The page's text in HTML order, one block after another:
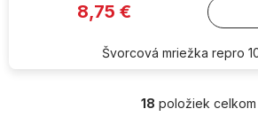
8,75 €
Švorcová mriežka repro
O
18 položiek celkom